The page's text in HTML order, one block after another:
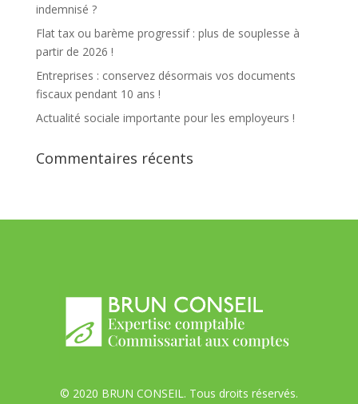
indemnisé ?
Flat tax ou barème progressif : plus de souplesse à
partir de 2026 !
Entreprises : conservez désormais vos documents
fiscaux pendant 10 ans !
Actualité sociale importante pour les employeurs !
Commentaires récents
© 2020 BRUN CONSEIL. Tous droits réservés.